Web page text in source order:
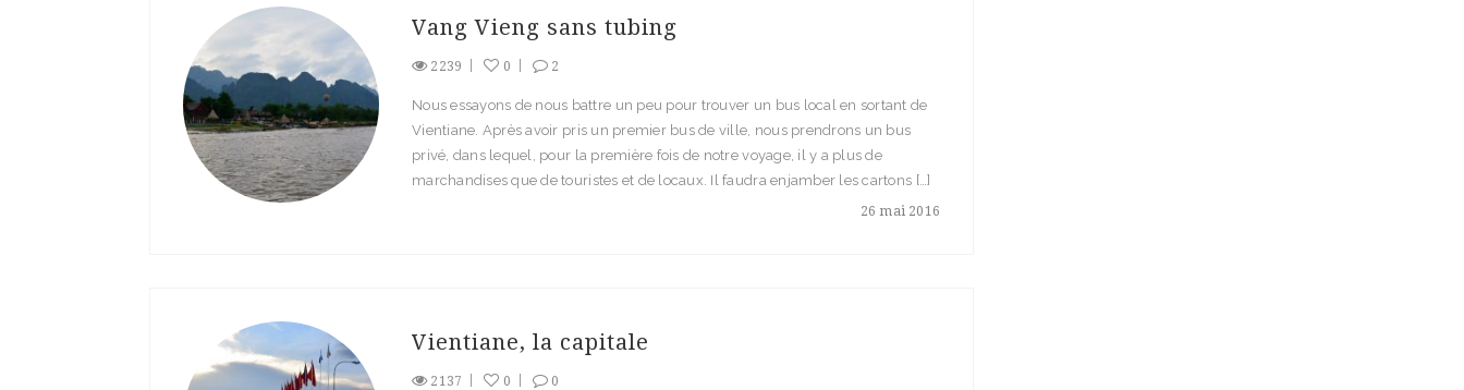
Vang Vieng sans tubing
2239 0 2
26 mai 2016
Nous essayons de nous battre un peu pour trouver un bus local en sortant de
Vientiane. Après avoir pris un premier bus de ville, nous prendrons un bus
privé, dans lequel, pour la première fois de notre voyage, il y a plus de
marchandises que de touristes et de locaux. Il faudra enjamber les cartons […]
Vientiane, la capitale
2137 0 0